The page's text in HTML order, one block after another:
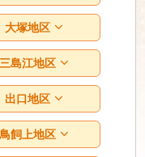
大塚地区
三島江地区
出口地区
鳥飼上地区